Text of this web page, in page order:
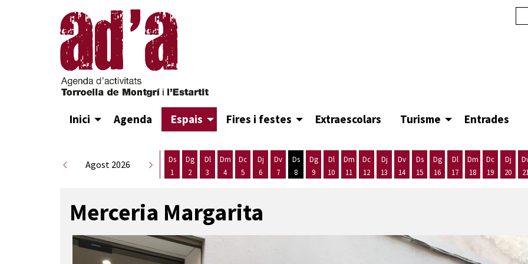
Inici Agenda Espais Fires i festes Extraescolars Turisme Entrades
Agost 2026
Ds
1
Dg
2
Dl
3
Dm
4
Dc
5
Dj
6
Dv
7
Ds
8
Dg
9
Dl
10
Dm
11
Dc
12
Dj
13
Dv
14
Ds
15
Dg
16
Dl
17
Dm
18
Dc
19
Dj
20
Merceria Margarita